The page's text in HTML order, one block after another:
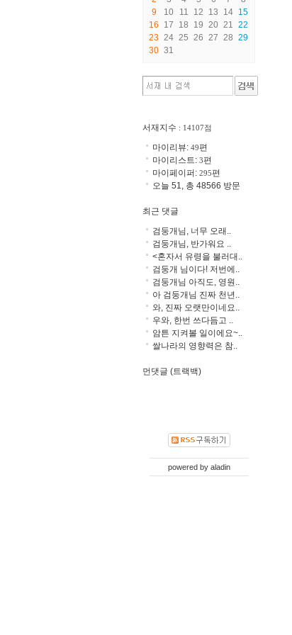
9
10 11 12 13 14 15
16
17 18 19 20 21 22
23 24 25 26 27 28 29
30 31
서재지수 : 14107점
마이리뷰: 49편
마이리스트: 3편
마이페이퍼: 295편
오늘 51, 총 48566 방문
최근 댓글
검둥개님, 너무 오래..
검둥개님, 반가워요 ..
<혼자서 유령을 불러대..
검둥개 님이다! 저번에..
검둥개님 아직도, 영원..
아 검둥개님 진짜 천년..
와, 진짜 오랫만이네요..
우와, 한번 쓰다듬고 ..
암튼 지켜볼 일이에요~..
쌀나라의 영향력은 참..
먼댓글 (트랙백)
powered by aladin